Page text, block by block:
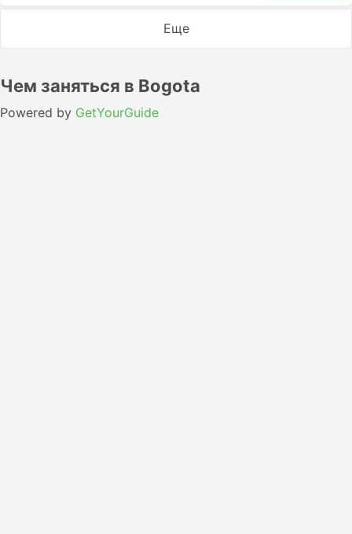
Еще
Чем заняться в Bogota
Powered by GetYourGuide